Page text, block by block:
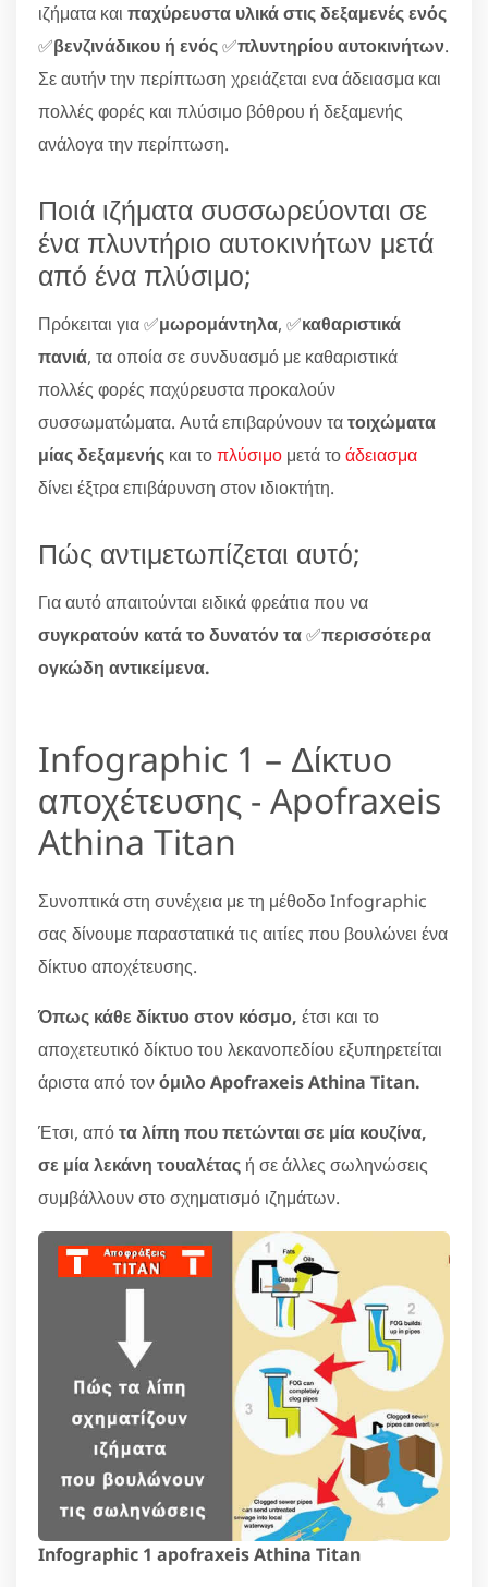
ιζήματα και παχύρευστα υλικά στις δεξαμενές ενός
✅βενζινάδικου ή ενός✅πλυντηρίου αυτοκινήτων.
Σε αυτήν την περίπτωση χρειάζεται ενα άδειασμα και
πολλές φορές και πλύσιμο βόθρου ή δεξαμενής
ανάλογα την περίπτωση.
Ποιά ιζήματα συσσωρεύονται σε
ένα πλυντήριο αυτοκινήτων μετά
από ένα πλύσιμο;
Πρόκειται για ✅μωρομάντηλα, ✅καθαριστικά
πανιά, τα οποία σε συνδυασμό με καθαριστικά
πολλές φορές παχύρευστα προκαλούν
συσσωματώματα. Αυτά επιβαρύνουν τατοιχώματα
μίας δεξαμενής και τοπλύσιμο μετά τοάδειασμα
δίνει έξτρα επιβάρυνση στον ιδιοκτήτη.
Πώς αντιμετωπίζεται αυτό;
Για αυτό απαιτούνται ειδικά φρεάτια που να
συγκρατούν κατά το δυνατόν τα✅περισσότερα
ογκώδη αντικείμενα.
Infographic 1 – Δίκτυο
αποχέτευσης - Apofraxeis
Athina Titan
Συνοπτικά στη συνέχεια με τη μέθοδο Infographic
σας δίνουμε παραστατικά τις αιτίες που βουλώνει ένα
δίκτυο αποχέτευσης.
Όπως κάθε δίκτυο στον κόσμο, έτσι και το
αποχετευτικό δίκτυο του λεκανοπεδίου εξυπηρετείται
άριστα από τονόμιλο Apofraxeis Athina Titan.
Έτσι, απότα λίπη που πετώνται σε μία κουζίνα,
σε μία λεκάνη τουαλέτας ή σε άλλες σωληνώσεις
συμβάλλουν στο σχηματισμό ιζημάτων.
Infographic 1 apofraxeis Athina Titan